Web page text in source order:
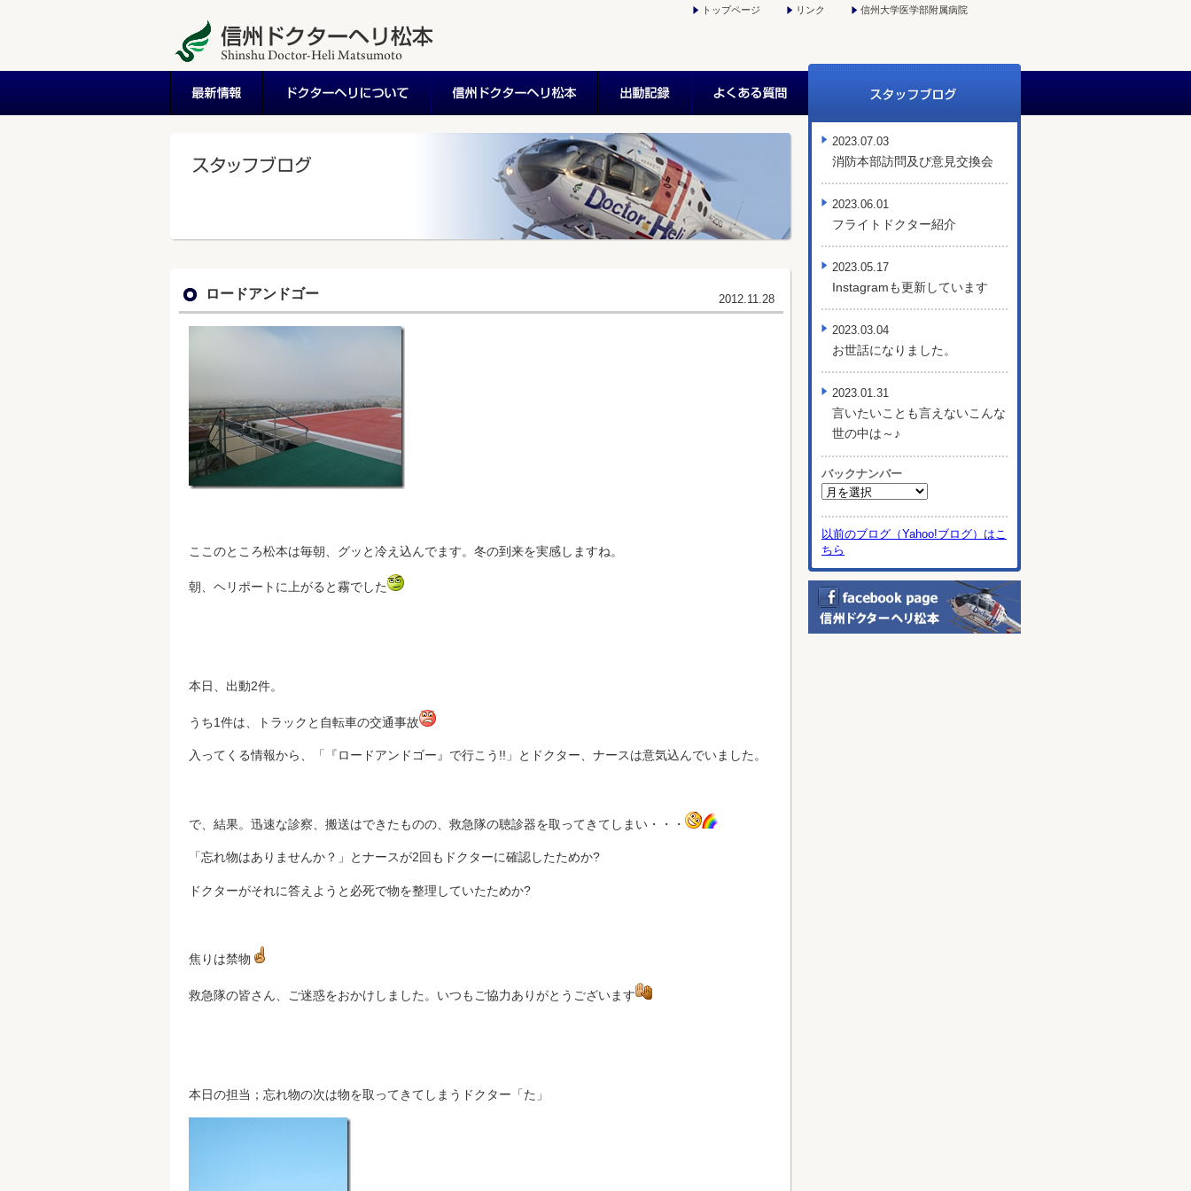
トップページ リンク 信州大学医学部附属病院
ロードアンドゴー 2012.11.28
ここのところ松本は毎朝、グッと冷え込んでます。冬の到来を実感しますね。
朝、ヘリポートに上がると霧でした
本日、出動2件。
うち1件は、トラックと自転車の交通事故
入ってくる情報から、「『ロードアンドゴー』で行こう!!」とドクター、ナースは意気込んでいました。
で、結果。迅速な診察、搬送はできたものの、救急隊の聴診器を取ってきてしまい・・・
「忘れ物はありませんか？」とナースが2回もドクターに確認したためか?
ドクターがそれに答えようと必死で物を整理していたためか?
焦りは禁物
救急隊の皆さん、ご迷惑をおかけしました。いつもご協力ありがとうございます
本日の担当；忘れ物の次は物を取ってきてしまうドクター「た」
2023.07.03
消防本部訪問及び意見交換会
2023.06.01
フライトドクター紹介
2023.05.17
Instagramも更新しています
2023.03.04
お世話になりました。
2023.01.31
言いたいことも言えないこんな
世の中は～♪
バックナンバー
以前のブログ（Yahoo!ブログ）はこ
ちら